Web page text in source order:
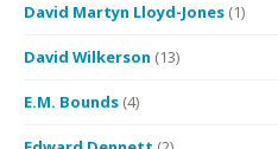
David Martyn Lloyd-Jones (1)
David Wilkerson (13)
E.M. Bounds (4)